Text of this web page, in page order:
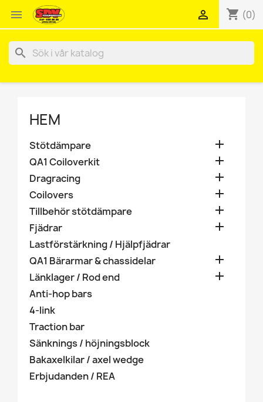
 shopping_cart (0)

search
HEM
Stötdämpare 
QA1 Coiloverkit 
Dragracing 
Coilovers 
Tillbehör stötdämpare 
Fjädrar 
Lastförstärkning / Hjälpfjädrar
QA1 Bärarmar & chassidelar

Länklager / Rod end 
Anti-hop bars
4-link
Traction bar
Sänknings / höjningsblock
Bakaxelkilar / axel wedge
Erbjudanden / REA